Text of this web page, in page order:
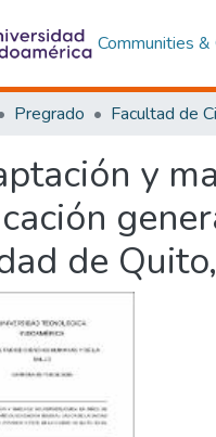
Communities
Pregrado
y
de